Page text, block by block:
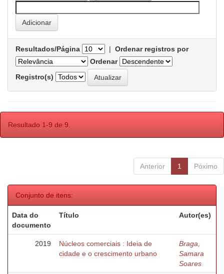
Resultados/Página | Ordenar registros por
Ordenar
Registro(s)
Resultado 1-9 de 9.
Anterior 1 Póximo
Conjunto de itens:
Data do
documento
Título Autor(es)
2019
Núcleos comerciais : Ideia de
cidade e o crescimento urbano
Braga,
Samara
Soares